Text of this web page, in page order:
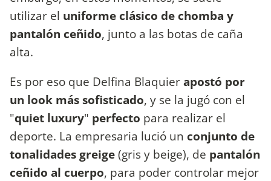
utilizar el uniforme clásico de chomba y
pantalón ceñido, junto a las botas de caña
alta.
Es por eso que Delfina Blaquierapostó por
un look más sofisticado, y se la jugó con el
"quiet luxury" perfecto para realizar el
deporte. La empresaria lució un conjunto de
tonalidades greige(gris y beige), de pantalón
ceñido al cuerpo, para poder controlar mejor